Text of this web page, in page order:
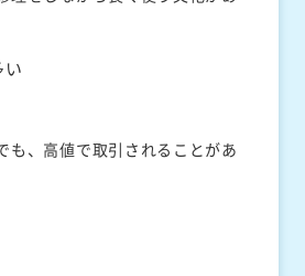
も、高値で取引されることがあ